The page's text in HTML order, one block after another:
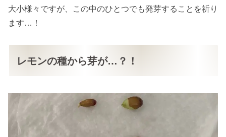
大小様々ですが、この中のひとつでも発芽することを祈り
ます…！
レモンの種から芽が…？！